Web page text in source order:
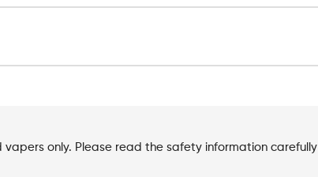
only. Please read the safety information carefully